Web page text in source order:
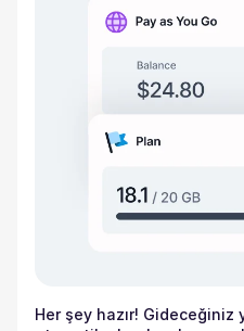
Her şey hazır! Gideceğiniz